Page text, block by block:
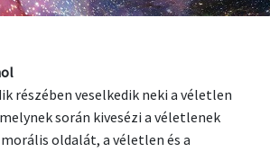
részében veselkedik neki a véletlen
során kivesézi a véletlenek
oldalát, a véletlen és a